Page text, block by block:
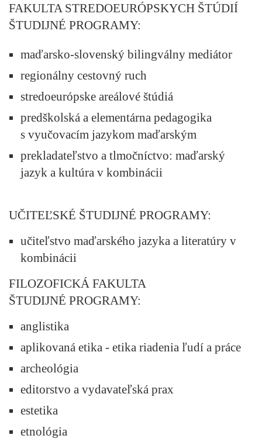
FAKULTA STREDOEURÓPSKYCH ŠTÚDIÍ
ŠTUDIJNÉ PROGRAMY:
maďarsko-slovenský bilingválny mediátor
regionálny cestovný ruch
stredoeurópske areálové štúdiá
predškolská a elementárna pedagogika
s vyučovacím jazykom maďarským
prekladateľstvo a tlmočníctvo: maďarský
jazyk a kultúra v kombinácii
UČITEĽSKÉ ŠTUDIJNÉ PROGRAMY:
učiteľstvo maďarského jazyka a literatúry v
kombinácii
FILOZOFICKÁ FAKULTA
ŠTUDIJNÉ PROGRAMY:
anglistika
aplikovaná etika - etika riadenia ľudí a práce
archeológia
editorstvo a vydavateľská prax
estetika
etnológia